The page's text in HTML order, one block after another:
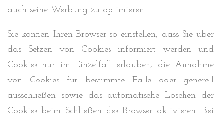
auch seine Werbung zu optimieren.
Sie können Ihren Browser so einstellen, dass Sie über
das Setzen von Cookies informiert werden und
Cookies nur im Einzelfall erlauben, die Annahme
von Cookies für bestimmte Fälle oder generell
ausschließen sowie das automatische Löschen der
Cookies beim Schließen des Browser aktivieren. Bei